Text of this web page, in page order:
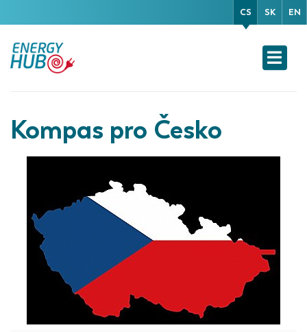
CS SK EN
Kompas pro Česko